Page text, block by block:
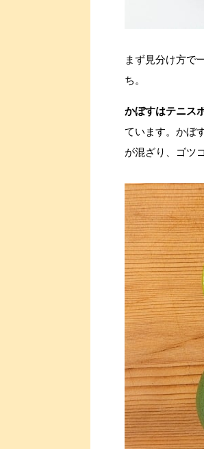
まず見分け方で
ち。
かぼすはテニス
ています。かぼ
が混ざり、ゴツ